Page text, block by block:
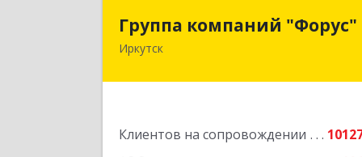
Группа компаний "Форус"
Иркутск
Клиентов на сопровождении
Группа компаний "Форус"
664007, Иркутская обл, Иркутск г,